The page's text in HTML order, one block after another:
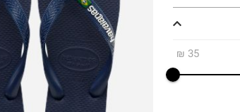
35
₪
27-28
29-30
33-34
35-36